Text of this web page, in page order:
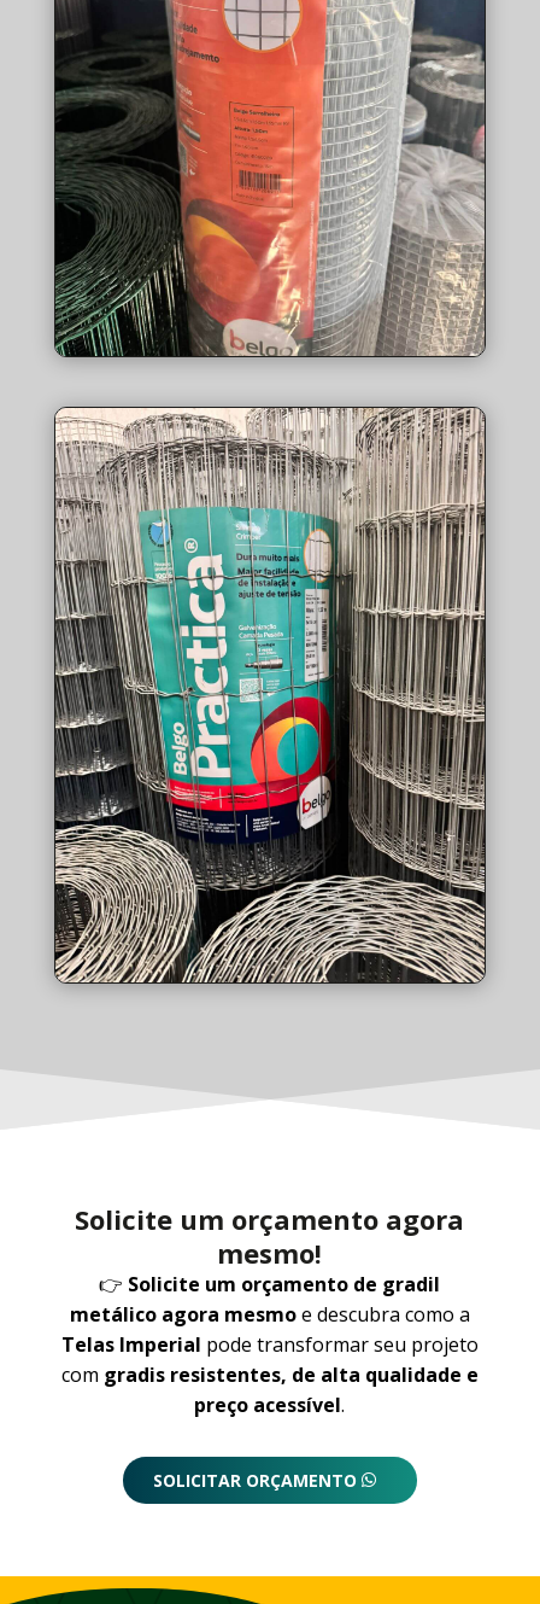
Solicite um orçamento agora
mesmo!
👉 Solicite um orçamento de gradil
metálico agora mesmoe descubra como a
Telas Imperial pode transformar seu projeto
com gradis resistentes, de alta qualidade e
preço acessível.
SOLICITAR ORÇAMENTO